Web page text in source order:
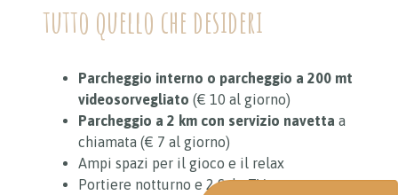
tutto quello che desideri
Parcheggio interno o parcheggio a 200 mt
videosorvegliato (€ 10 al giorno)
Parcheggio a 2 km con servizio navetta a
chiamata (€ 7 al giorno)
Ampi spazi per il gioco e il relax
Portiere notturno e 2 Sale TV